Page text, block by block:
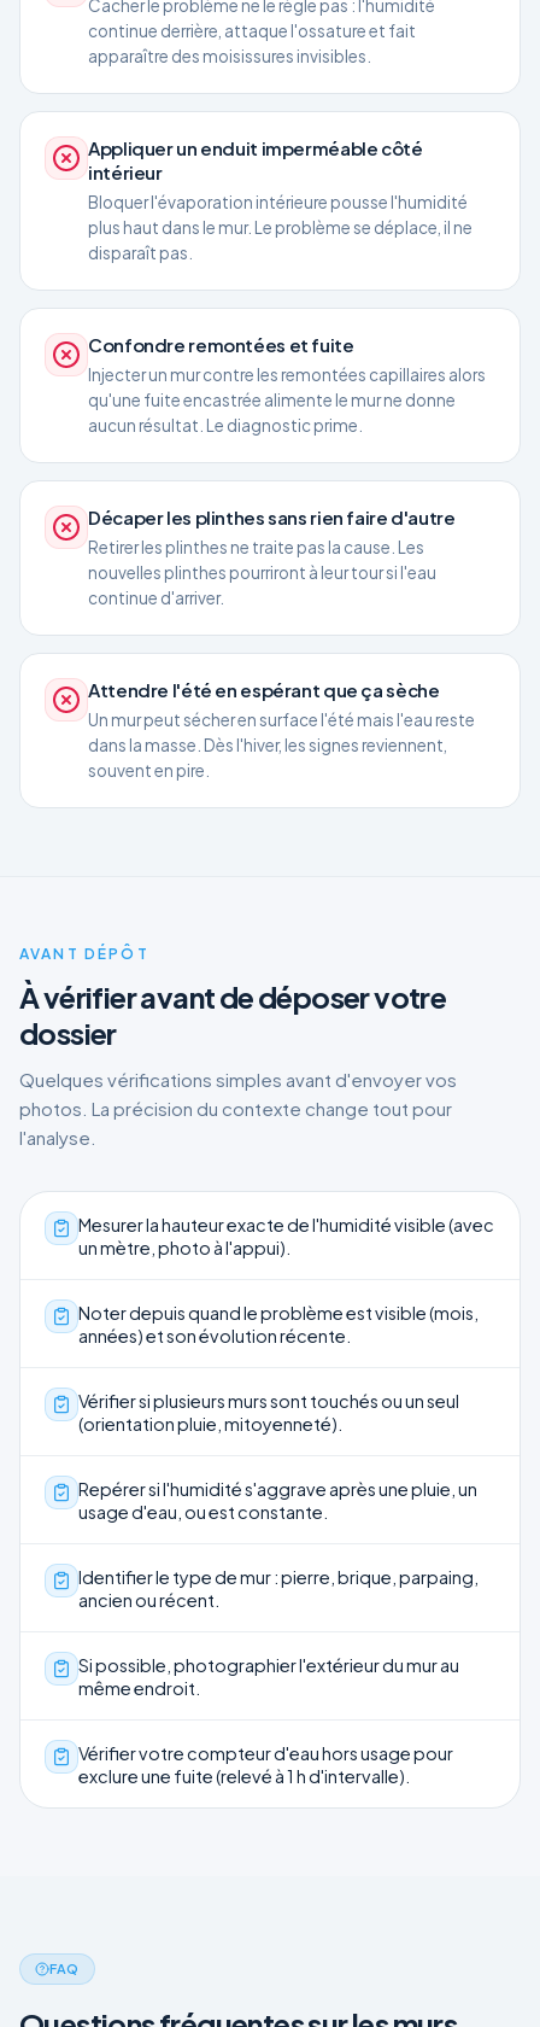
Cacher le problème ne le règle pas : l'humidité
continue derrière, attaque l'ossature et fait
apparaître des moisissures invisibles.
Appliquer un enduit imperméable côté
intérieur
Bloquer l'évaporation intérieure pousse l'humidité
plus haut dans le mur. Le problème se déplace, il ne
disparaît pas.
Confondre remontées et fuite
Injecter un mur contre les remontées capillaires alors
qu'une fuite encastrée alimente le mur ne donne
aucun résultat. Le diagnostic prime.
Décaper les plinthes sans rien faire d'autre
Retirer les plinthes ne traite pas la cause. Les
nouvelles plinthes pourriront à leur tour si l'eau
continue d'arriver.
Attendre l'été en espérant que ça sèche
Un mur peut sécher en surface l'été mais l'eau reste
dans la masse. Dès l'hiver, les signes reviennent,
souvent en pire.
AVANT DÉPÔT
À vérifier avant de déposer votre
dossier
Quelques vérifications simples avant d'envoyer vos
photos. La précision du contexte change tout pour
l'analyse.
Mesurer la hauteur exacte de l'humidité visible (avec
un mètre, photo à l'appui).
Noter depuis quand le problème est visible (mois,
années) et son évolution récente.
Vérifier si plusieurs murs sont touchés ou un seul
(orientation pluie, mitoyenneté).
Repérer si l'humidité s'aggrave après une pluie, un
usage d'eau, ou est constante.
Identifier le type de mur : pierre, brique, parpaing,
ancien ou récent.
Si possible, photographier l'extérieur du mur au
même endroit.
Vérifier votre compteur d'eau hors usage pour
exclure une fuite (relevé à 1 h d'intervalle).
FAQ